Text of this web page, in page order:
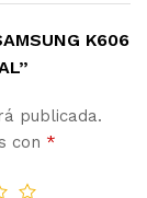
K606
publicada.
con *